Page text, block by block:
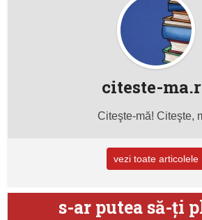
citeste-
Citeşte-mă! Citeşte,
vezi toate articolele
s-ar putea să-ţi